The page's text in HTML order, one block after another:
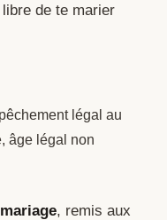
de te marier
légal au
âge légal non
, remis aux